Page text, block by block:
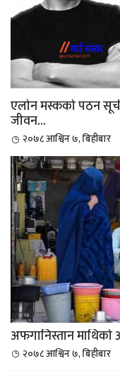
एलोन मस्कको पठन
जीवन...
२०७८ आश्विन ७, बिहीबार
अफगानिस्तान माथिको
२०७८ आश्विन ७, बिहीबार